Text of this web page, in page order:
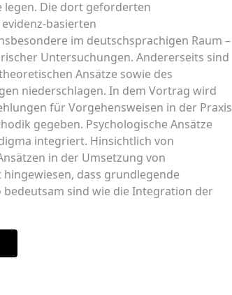
legen. Die dort geforderten
basierten
im deutschsprachigen Raum –
Untersuchungen. Andererseits sind
Ansätze sowie des
niederschlagen. In dem Vortrag wird
für Vorgehensweisen in der Praxis
gegeben. Psychologische Ansätze
integriert. Hinsichtlich von
in der Umsetzung von
dass grundlegende
sind wie die Integration der